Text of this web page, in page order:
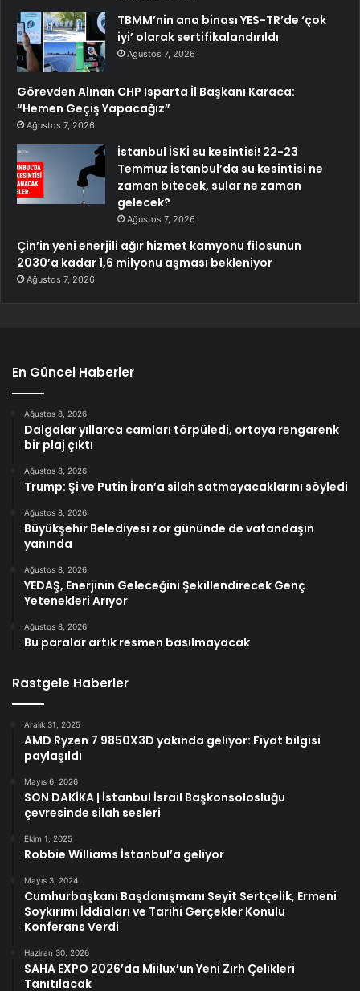
TBMM’nin ana binası YES-TR’de ‘çok
iyi’ olarak sertifikalandırıldı
Ağustos 7, 2026
Görevden Alınan CHP Isparta İl Başkanı Karaca:
“Hemen Geçiş Yapacağız”
Ağustos 7, 2026
İstanbul İSKİ su kesintisi! 22-23
Temmuz İstanbul’da su kesintisi ne
zaman bitecek, sular ne zaman
gelecek?
Ağustos 7, 2026
Çin’in yeni enerjili ağır hizmet kamyonu filosunun
2030’a kadar 1,6 milyonu aşması bekleniyor
Ağustos 7, 2026
En Güncel Haberler
Ağustos 8, 2026
Dalgalar yıllarca camları törpüledi, ortaya rengarenk
bir plaj çıktı
Ağustos 8, 2026
Trump: Şi ve Putin İran’a silah satmayacaklarını söyledi
Ağustos 8, 2026
Büyükşehir Belediyesi zor gününde de vatandaşın
yanında
Ağustos 8, 2026
YEDAŞ, Enerjinin Geleceğini Şekillendirecek Genç
Yetenekleri Arıyor
Ağustos 8, 2026
Bu paralar artık resmen basılmayacak
Rastgele Haberler
Aralık 31, 2025
AMD Ryzen 7 9850X3D yakında geliyor: Fiyat bilgisi
paylaşıldı
Mayıs 6, 2026
SON DAKİKA | İstanbul İsrail Başkonsolosluğu
çevresinde silah sesleri
Ekim 1, 2025
Robbie Williams İstanbul’a geliyor
Mayıs 3, 2024
Cumhurbaşkanı Başdanışmanı Seyit Sertçelik, Ermeni
Soykırımı İddiaları ve Tarihi Gerçekler Konulu
Konferans Verdi
Haziran 30, 2026
SAHA EXPO 2026’da Miilux’un Yeni Zırh Çelikleri
Tanıtılacak